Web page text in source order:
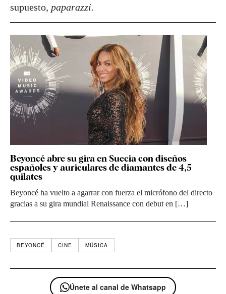
supuesto, paparazzi.
Beyoncé abre su gira en Suecia con diseños
españoles y auriculares de diamantes de 4,5
quilates
Beyoncé ha vuelto a agarrar con fuerza el micrófono del directo
gracias a su gira mundial Renaissance con debut en […]
BEYONCÉ CINE MÚSICA
Únete al canal de Whatsapp